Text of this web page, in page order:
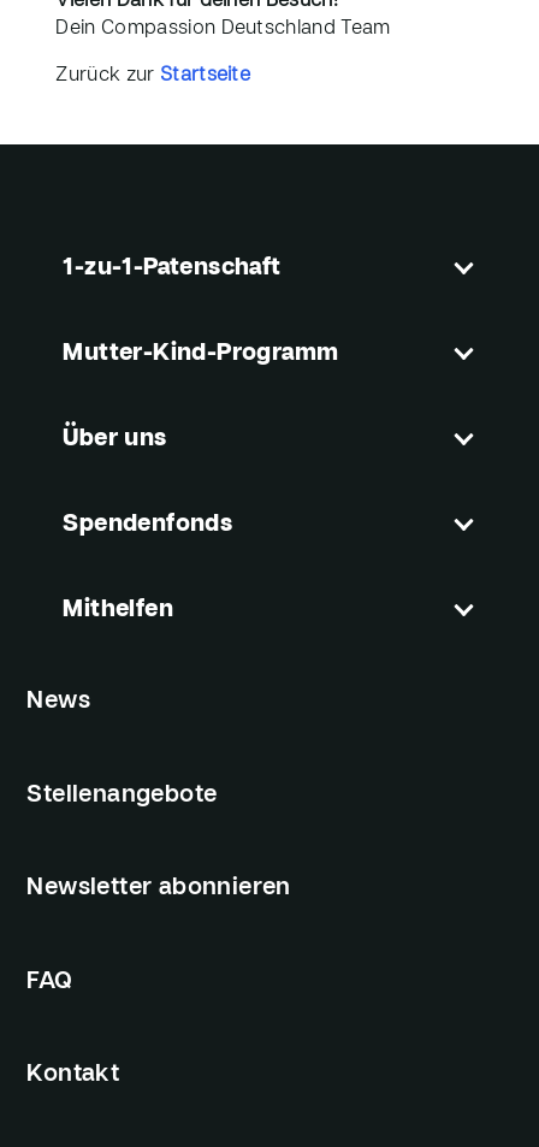
Dein Compassion Deutschland Team
Zurück zur Startseite
1-zu-1-Patenschaft
Mutter-Kind-Programm
Über uns
Spendenfonds
Mithelfen
News
Stellenangebote
Newsletter abonnieren
FAQ
Kontakt